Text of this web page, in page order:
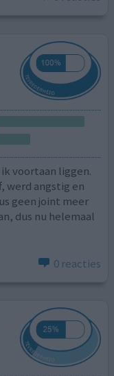
voortaan liggen.
werd angstig en
geen joint meer
dus nu helemaal
0 reacties